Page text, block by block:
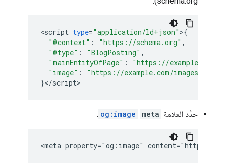
<script type="application/ld+json" >{
"@context" : "https://schema.org" ,
"@type" : "BlogPosting" ,
"mainEntityOfPage" :
"https://example.com/
"image" :
"https://example.com/images/
}</script>
حدِّد العلامة meta
og:image
.
<meta property="og:image" content="https://